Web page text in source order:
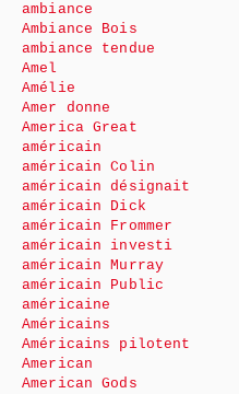
ambiance
Ambiance Bois
ambiance tendue
Amel
Amélie
Amer donne
America Great
américain
américain Colin
américain désignait
américain Dick
américain Frommer
américain investi
américain Murray
américain Public
américaine
Américains
Américains pilotent
American
American Gods